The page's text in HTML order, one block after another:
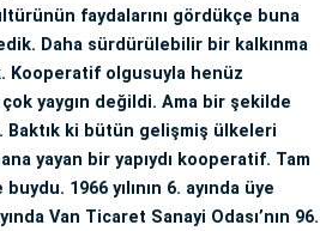
faydalarını gördükçe buna
Daha sürdürülebilir bir kalkınma
Kooperatif olgusuyla henüz
çok yaygın değildi. Ama bir şekilde
ki bütün gelişmiş ülkeleri
yayan bir yapıydı kooperatif. Tam
1966 yılının 6. ayında üye
Van Ticaret Sanayi Odası’nın 96.